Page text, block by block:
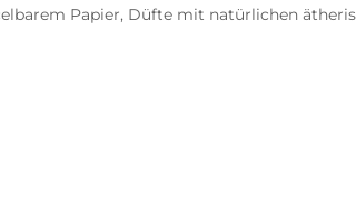
Papier, Düfte mit natürlichen